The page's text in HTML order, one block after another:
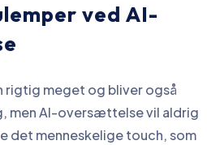
ved AI-
meget og bliver også
men AI-oversættelse vil aldrig
det menneskelige touch, som